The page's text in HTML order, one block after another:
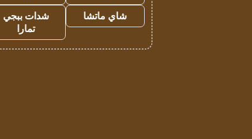
شاي ماتشا
شدات ببجي
تمارا